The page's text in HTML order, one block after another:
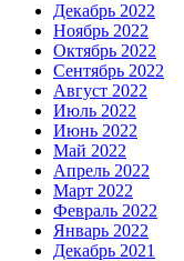
Декабрь 2022
Ноябрь 2022
Октябрь 2022
Сентябрь 2022
Август 2022
Июль 2022
Июнь 2022
Май 2022
Апрель 2022
Март 2022
Февраль 2022
Январь 2022
Декабрь 2021